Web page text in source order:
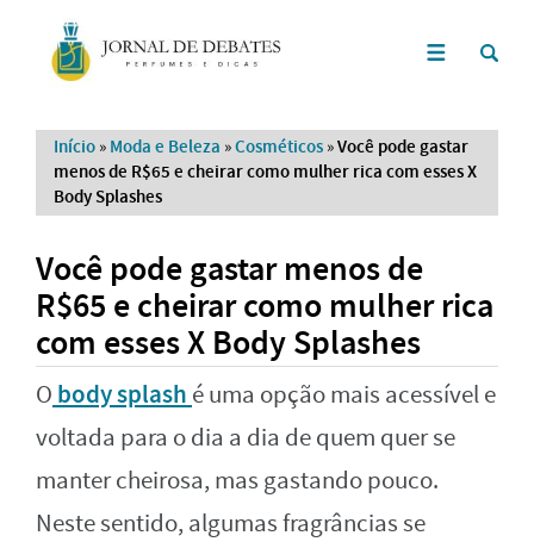
Início » Moda e Beleza »Cosméticos »Você pode gastar
menos de R$65 e cheirar como mulher rica com esses X
Body Splashes
Você pode gastar menos de
R$65 e cheirar como mulher rica
com esses X Body Splashes
O body splash é uma opção mais acessível e
voltada para o dia a dia de quem quer se
manter cheirosa, mas gastando pouco.
Neste sentido, algumas fragrâncias se